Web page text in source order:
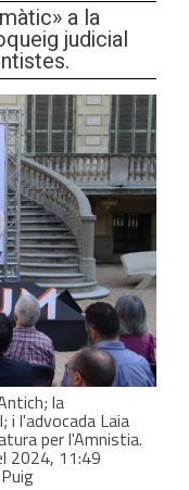
a la
judicial
la
i l'advocada Laia
per l'Amnistia.
2024, 11:49